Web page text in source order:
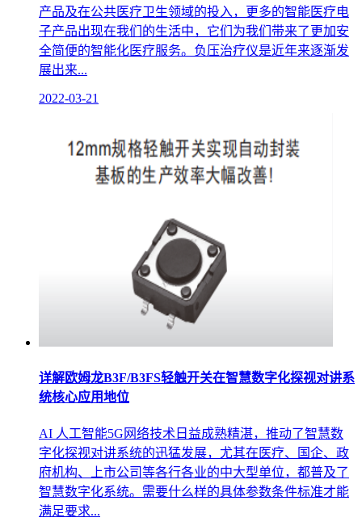
产品及在公共医疗卫生领域的投入，更多的智能医疗电
子产品出现在我们的生活中，它们为我们带来了更加安
全简便的智能化医疗服务。负压治疗仪是近年来逐渐发
展出来...
2022-03-21
详解欧姆龙B3F/B3FS轻触开关在智慧数字化探视对讲系
统核心应用地位
AI 人工智能5G网络技术日益成熟精湛，推动了智慧数
字化探视对讲系统的迅猛发展，尤其在医疗、国企、政
府机构、上市公司等各行各业的中大型单位，都普及了
智慧数字化系统。需要什么样的具体参数条件标准才能
满足要求...